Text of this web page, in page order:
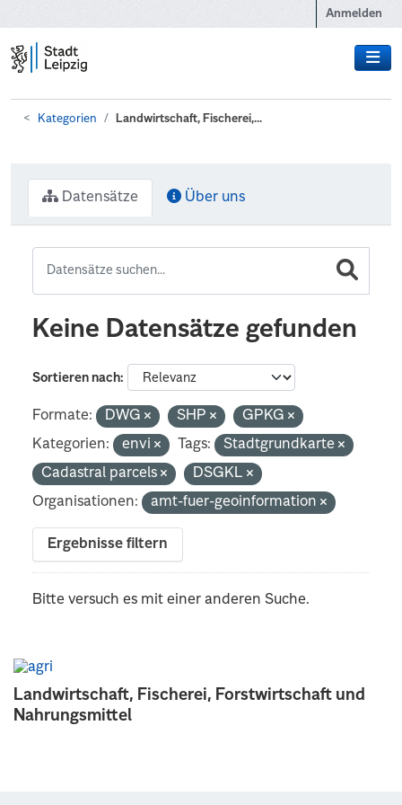
Anmelden
Kategorien Landwirtschaft, Fischerei,...
Landwirtschaft, Fischerei, Forstwirtschaft und
Nahrungsmittel
Datensätze Über uns
Keine Datensätze gefunden
Sortieren nach
Formate: DWG SHP
GPKG
Kategorien:
envi Tags:
Stadtgrundkarte
Cadastral parcels
DSGKL
Organisationen:
amt-fuer-geoinformation
Ergebnisse filtern
Bitte versuch es mit einer anderen Suche.